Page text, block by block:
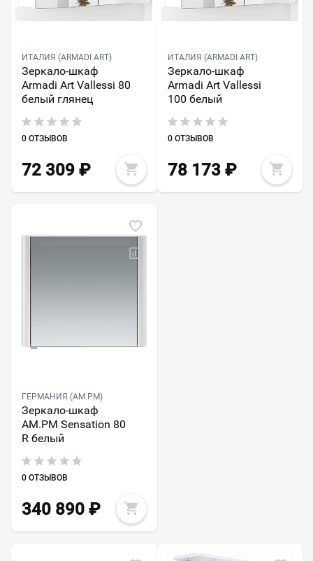
ИТАЛИЯ (ARMADI ART)
Зеркало-шкаф
Armadi Art Vallessi 80
белый глянец
0 ОТЗЫВОВ
72 309 ₽
ИТАЛИЯ (ARMADI ART)
Зеркало-шкаф
Armadi Art Vallessi
100 белый
0 ОТЗЫВОВ
78 173₽
ГЕРМАНИЯ (AM.PM)
Зеркало-шкаф
AM.PM Sensation 80
R белый
0 ОТЗЫВОВ
340 890 ₽